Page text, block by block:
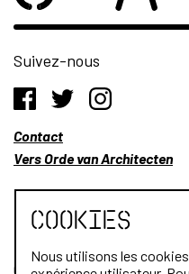
Suivez-nous
Contact
Vers Orde van Architecten
Qui sommes-nous?
Cookies
Nous utilisons les